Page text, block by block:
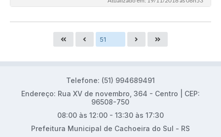
Telefone: (51) 994689491
Endereço: Rua XV de novembro, 364 - Centro | CEP:
96508-750
08:00 às 12:00 - 13:30 às 17:30
Prefeitura Municipal de Cachoeira do Sul - RS